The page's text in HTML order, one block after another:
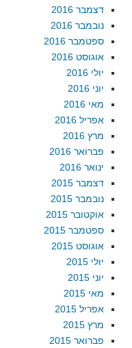
דצמבר 2016
נובמבר 2016
ספטמבר 2016
אוגוסט 2016
יולי 2016
יוני 2016
מאי 2016
אפריל 2016
מרץ 2016
פברואר 2016
ינואר 2016
דצמבר 2015
נובמבר 2015
אוקטובר 2015
ספטמבר 2015
אוגוסט 2015
יולי 2015
יוני 2015
מאי 2015
אפריל 2015
מרץ 2015
פברואר 2015